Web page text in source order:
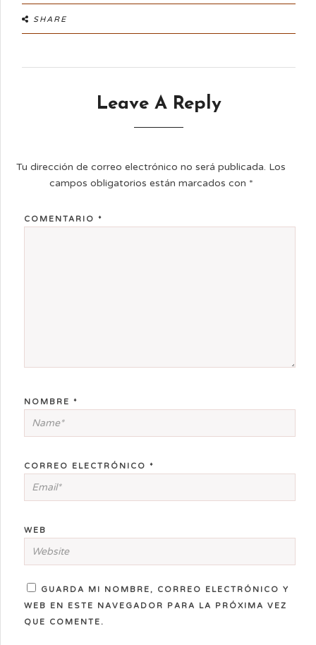
SHARE
Leave A Reply
Tu dirección de correo electrónico no será publicada. Los
campos obligatorios están marcados con *
COMENTARIO *
NOMBRE *
CORREO ELECTRÓNICO *
WEB
GUARDA MI NOMBRE, CORREO ELECTRÓNICO Y
WEB EN ESTE NAVEGADOR PARA LA PRÓXIMA VEZ
QUE COMENTE.